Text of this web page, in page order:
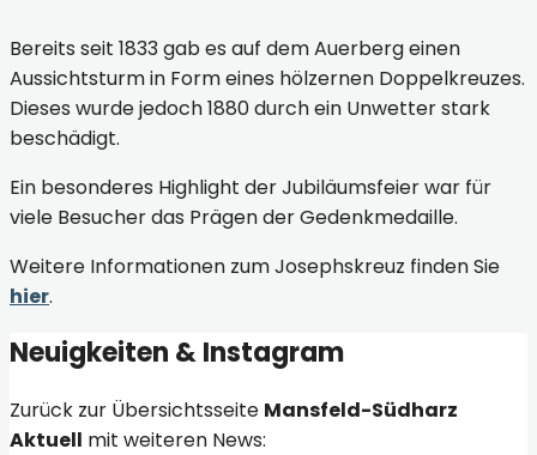
Bereits seit 1833 gab es auf dem Auerberg einen
Aussichtsturm in Form eines hölzernen Doppelkreuzes.
Dieses wurde jedoch 1880 durch ein Unwetter stark
beschädigt.
Ein besonderes Highlight der Jubiläumsfeier war für
viele Besucher das Prägen der Gedenkmedaille.
Weitere Informationen zum Josephskreuz finden Sie
hier.
Neuigkeiten & Instagram
Zurück zur Übersichtsseite Mansfeld-Südharz
Aktuell mit weiteren News: